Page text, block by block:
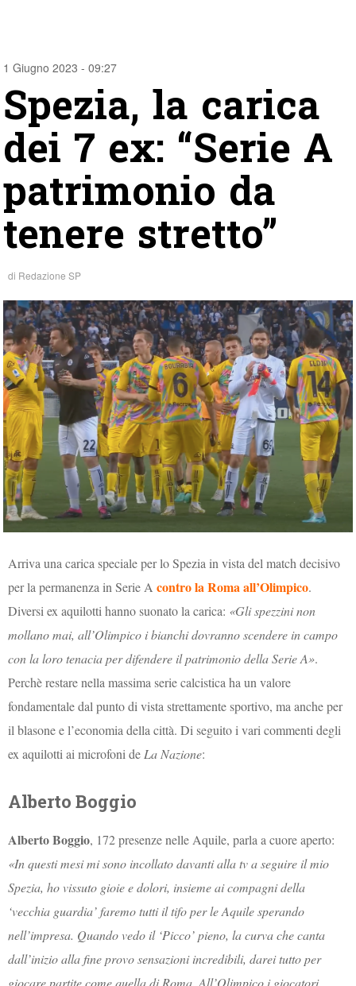
1 Giugno 2023 - 09:27
Spezia, la carica
dei 7 ex: “Serie A
patrimonio da
tenere stretto”
di Redazione SP
Arriva una carica speciale per lo Spezia in vista del match decisivo
per la permanenza in Serie Acontro la Roma all’Olimpico.
Diversi ex aquilotti hanno suonato la carica: «Gli spezzini non
mollano mai, all’Olimpico i bianchi dovranno scendere in campo
con la loro tenacia per difendere il patrimonio della Serie A».
Perchè restare nella massima serie calcistica ha un valore
fondamentale dal punto di vista strettamente sportivo, ma anche per
il blasone e l’economia della città. Di seguito i vari commenti degli
ex aquilotti ai microfoni de La Nazione:
Alberto Boggio
Alberto Boggio, 172 presenze nelle Aquile, parla a cuore aperto:
«In questi mesi mi sono incollato davanti alla tv a seguire il mio
Spezia, ho vissuto gioie e dolori, insieme ai compagni della
‘vecchia guardia’ faremo tutti il tifo per le Aquile sperando
nell’impresa. Quando vedo il ‘Picco’ pieno, la curva che canta
dall’inizio alla fine provo sensazioni incredibili, darei tutto per
giocare partite come quella di Roma. All’Olimpico i giocatori